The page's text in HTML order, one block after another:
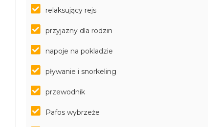
relaksujący rejs
przyjazny dla rodzin
napoje na pokladzie
pływanie i snorkeling
przewodnik
Pafos wybrzeże